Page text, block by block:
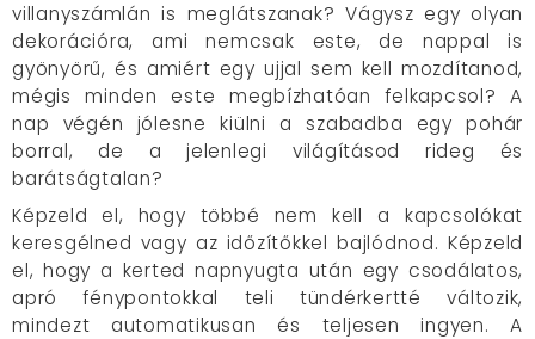
villanyszámlán is meglátszanak? Vágysz egy olyan
dekorációra, ami nemcsak este, de nappal is
gyönyörű, és amiért egy ujjal sem kell mozdítanod,
mégis minden este megbízhatóan felkapcsol? A
nap végén jólesne kiülni a szabadba egy pohár
borral, de a jelenlegi világításod rideg és
barátságtalan?
Képzeld el, hogy többé nem kell a kapcsolókat
keresgélned vagy az időzítőkkel bajlódnod. Képzeld
el, hogy a kerted napnyugta után egy csodálatos,
apró fénypontokkal teli tündérkertté változik,
mindezt automatikusan és teljesen ingyen. A